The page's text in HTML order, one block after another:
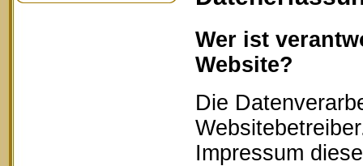
Wer ist
Website?
Die
Impressum